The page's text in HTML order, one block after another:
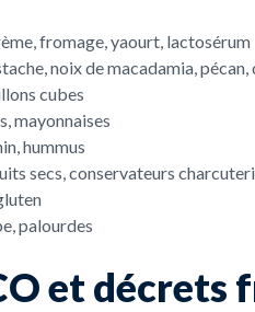
fromage, yaourt, lactosérum
noix de macadamia,
cubes
mayonnaises
hummus
secs, conservateurs
palourdes
et décrets